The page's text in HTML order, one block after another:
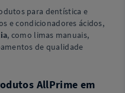
para dentística e
e condicionadores ácidos,
, como limas manuais,
de qualidade
AllPrime em